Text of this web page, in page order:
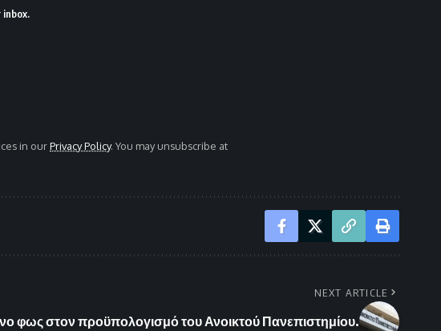
in ourPrivacy Policy. You may unsubscribe at
NEXT ARTICLE
φως στον προϋπολογισμό του Ανοικτού Πανεπιστημίου.